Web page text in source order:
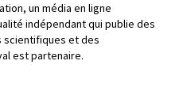
un média en ligne
indépendant qui publie des
scientifiques et des
est partenaire.